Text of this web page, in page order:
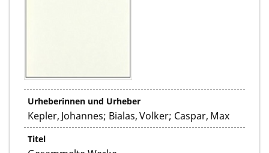
Urheberinnen und Urheber
Kepler, Johannes; Bialas, Volker; Caspar, Max
Titel